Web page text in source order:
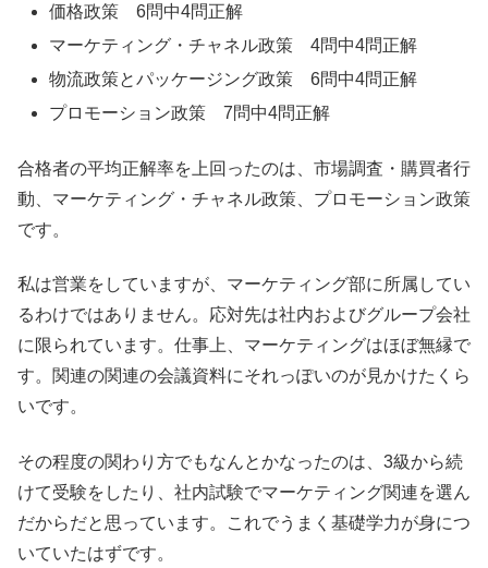
価格政策 6問中4問正解
マーケティング・チャネル政策 4問中4問正解
物流政策とパッケージング政策 6問中4問正解
プロモーション政策 7問中4問正解
合格者の平均正解率を上回ったのは、市場調査・購買者行
動、マーケティング・チャネル政策、プロモーション政策
です。
私は営業をしていますが、マーケティング部に所属してい
るわけではありません。応対先は社内およびグループ会社
に限られています。仕事上、マーケティングはほぼ無縁で
す。関連の関連の会議資料にそれっぽいのが見かけたくら
いです。
その程度の関わり方でもなんとかなったのは、3級から続
けて受験をしたり、社内試験でマーケティング関連を選ん
だからだと思っています。これでうまく基礎学力が身につ
いていたはずです。